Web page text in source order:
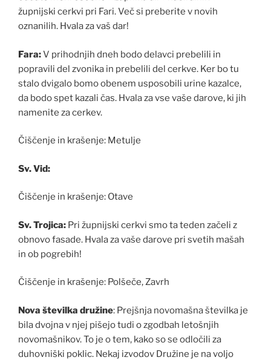
župnijski cerkvi pri Fari. Več si preberite v novih
oznanilih. Hvala za vaš dar!
Fara:V prihodnjih dneh bodo delavci prebelili in
popravili del zvonika in prebelili del cerkve. Ker bo tu
stalo dvigalo bomo obenem usposobili urine kazalce,
da bodo spet kazali čas. Hvala za vse vaše darove, ki jih
namenite za cerkev.
Čiščenje in krašenje: Metulje
Sv. Vid:
Čiščenje in krašenje: Otave
Sv. Trojica: Pri župnijski cerkvi smo ta teden začeli z
obnovo fasade. Hvala za vaše darove pri svetih mašah
in ob pogrebih!
Čiščenje in krašenje: Polšeče, Zavrh
Nova številka družine: Prejšnja novomašna številka je
bila dvojna v njej pišejo tudi o zgodbah letošnjih
novomašnikov. To je o tem, kako so se odločili za
duhovniški poklic. Nekaj izvodov Družine je na voljo